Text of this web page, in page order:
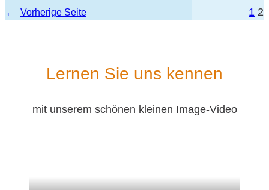
← Vor­he­ri­ge Seite 1 2
Ler­nen Sie uns kennen
mit unse­rem schö­nen klei­nen Image-Video